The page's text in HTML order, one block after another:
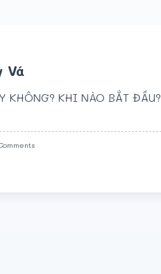
Vá
KHÔNG? KHI NÀO BẮT ĐẦU?
On